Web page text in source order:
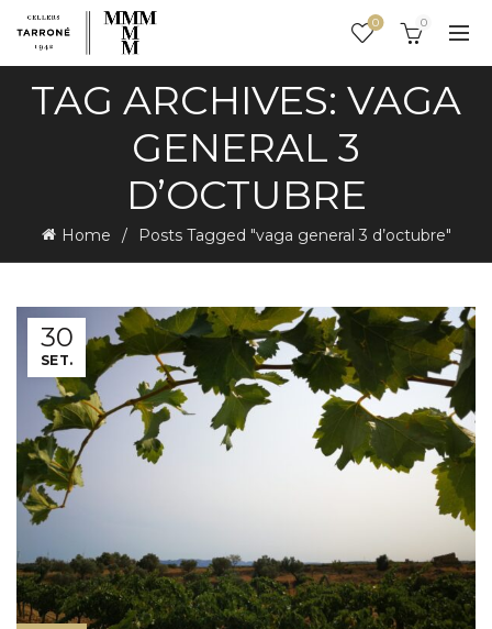
0 0
TAG ARCHIVES: VAGA
GENERAL 3
D’OCTUBRE
Home Posts Tagged "vaga general 3 d’octubre"
30
SET.